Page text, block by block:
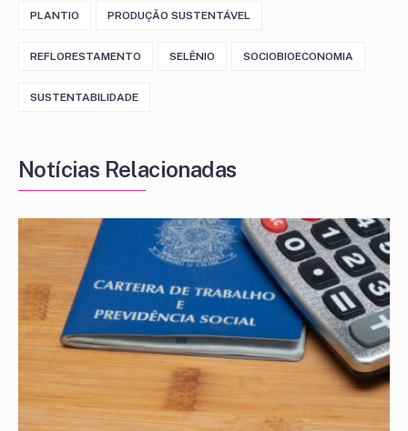
PLANTIO PRODUÇÃO SUSTENTÁVEL
REFLORESTAMENTO SELÊNIO SOCIOBIOECONOMIA
SUSTENTABILIDADE
Notícias Relacionadas